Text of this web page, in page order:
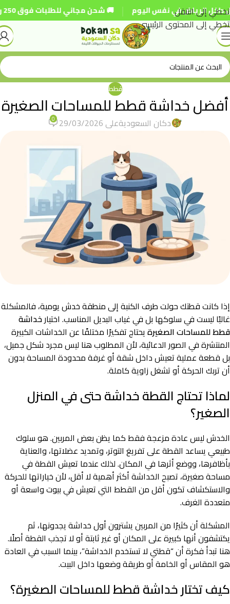
تخطي إلى التنقل
تخطي إلى المحتوى الرئيسي
الرياض في نفس اليوم | 🚚 شحن مجاني للطلبات فوق 250 ريال
قطط
أفضل خداشة قطط للمساحات الصغيرة
دكان السعوديةعلى 29/03/2026 0
إذا كانت قطتك حولت طرف الكنبة إلى منطقة خدش يومية، فالمشكلة
غالبًا ليست في سلوكها بل في غياب البديل المناسب. اختيارخداشة
قطط للمساحات الصغيرة يحتاج تفكيرًا مختلفًا عن الخداشات الكبيرة
المنتشرة في الصور الدعائية، لأن المطلوب هنا ليس مجرد شكل جميل،
بل قطعة عملية تعيش داخل شقة أو غرفة محدودة المساحة بدون
أن تربك الحركة أو تشغل زاوية كاملة.
لماذا تحتاج القطة خداشة حتى في المنزل
الصغير؟
الخدش ليس عادة مزعجة فقط كما يظن بعض المربين. هو سلوك
طبيعي يساعد القطة على تفريغ التوتر، وتمديد عضلاتها، والعناية
بأظافرها، ووضع أثرها في المكان. لذلك عندما تعيش القطة في
مساحة صغيرة، تصبح الخداشة أكثر أهمية لا أقل، لأن خياراتها للحركة
والاستكشاف تكون أقل من القطط التي تعيش في بيوت واسعة أو
متعددة الغرف.
المشكلة أن كثيرًا من المربين يشترون أول خداشة يجدونها، ثم
يكتشفون أنها كبيرة على المكان أو غير ثابتة أو لا تجذب القطة أصلًا.
هنا تبدأ فكرة أن “قطتي لا تستخدم الخداشة”، بينما السبب في العادة
هو المقاس أو الخامة أو طريقة وضعها داخل البيت.
كيف تختار خداشة قطط للمساحات الصغيرة؟